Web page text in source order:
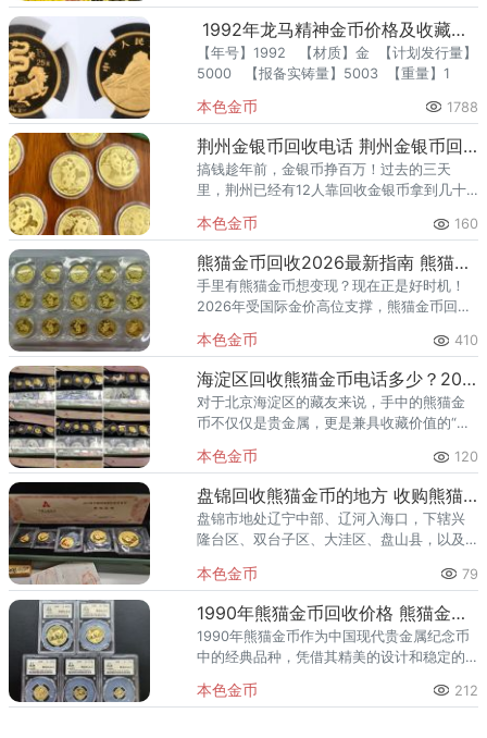
1992年龙马精神金币价格及收藏价值
【年号】1992 【材质】金 【计划发行量】
5000 【报备实铸量】5003 【重量】1
本色金币 1788
荆州金银币回收电话 荆州金银币回收价格
搞钱趁年前，金银币挣百万！过去的三天
里，荆州已经有12人靠回收金银币拿到几十
这些通过不起眼的金银币就能实现。如果你
也有金银币，却不懂行情、怕
本色金币 160
熊猫金币回收2026最新指南 熊猫金币专业回收渠道
手里有熊猫金币想变现？现在正是好时机！
2026年受国际金价高位支撑，熊猫金币回收
高能卖到8.3万元。但问题是：去哪里卖？多
少钱卖才不亏？与其
本色金币 410
海淀区回收熊猫金币电话多少？2026年正规上门回收渠道推荐
对于北京海淀区的藏友来说，手中的熊猫金
币不仅仅是贵金属，更是兼具收藏价值的“国
在正是盘点资产、适时变现的好时机。然
而，面对市面上五花八门
本色金币 120
盘锦回收熊猫金币的地方 收购熊猫金币正规渠道
盘锦市地处辽宁中部、辽河入海口，下辖兴
隆台区、双台子区、大洼区、盘山县，以及
年来，盘锦市民对熊猫金币等贵金属收藏热
情渐涨，无论是兴隆台区的油田
本色金币 79
1990年熊猫金币回收价格 熊猫金币行情与正规回收渠道推荐
1990年熊猫金币作为中国现代贵金属纪念币
中的经典品种，凭借其精美的设计和稳定的
青睐。随着黄金价格持续走高，1990年熊猫
本色金币 212